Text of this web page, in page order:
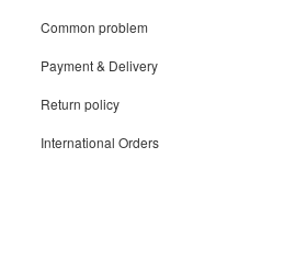
Common problem
Payment & Delivery
Return policy
International Orders